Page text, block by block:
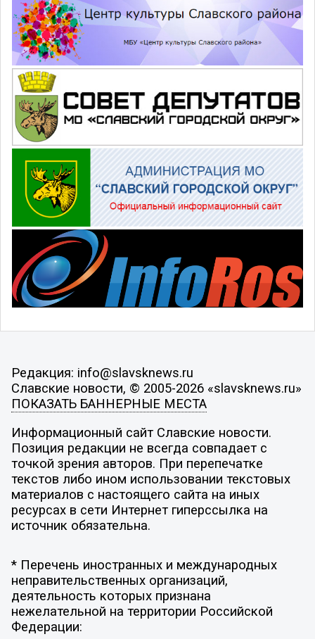
Редакция: info@slavsknews.ru
Славские новости, © 2005-2026 «slavsknews.ru»
ПОКАЗАТЬ БАННЕРНЫЕ МЕСТА
Информационный сайт Славские новости.
Позиция редакции не всегда совпадает с
точкой зрения авторов. При перепечатке
текстов либо ином использовании текстовых
материалов с настоящего сайта на иных
ресурсах в сети Интернет гиперссылка на
источник обязательна.
* Перечень иностранных и международных
неправительственных организаций,
деятельность которых признана
нежелательной на территории Российской
Федерации: